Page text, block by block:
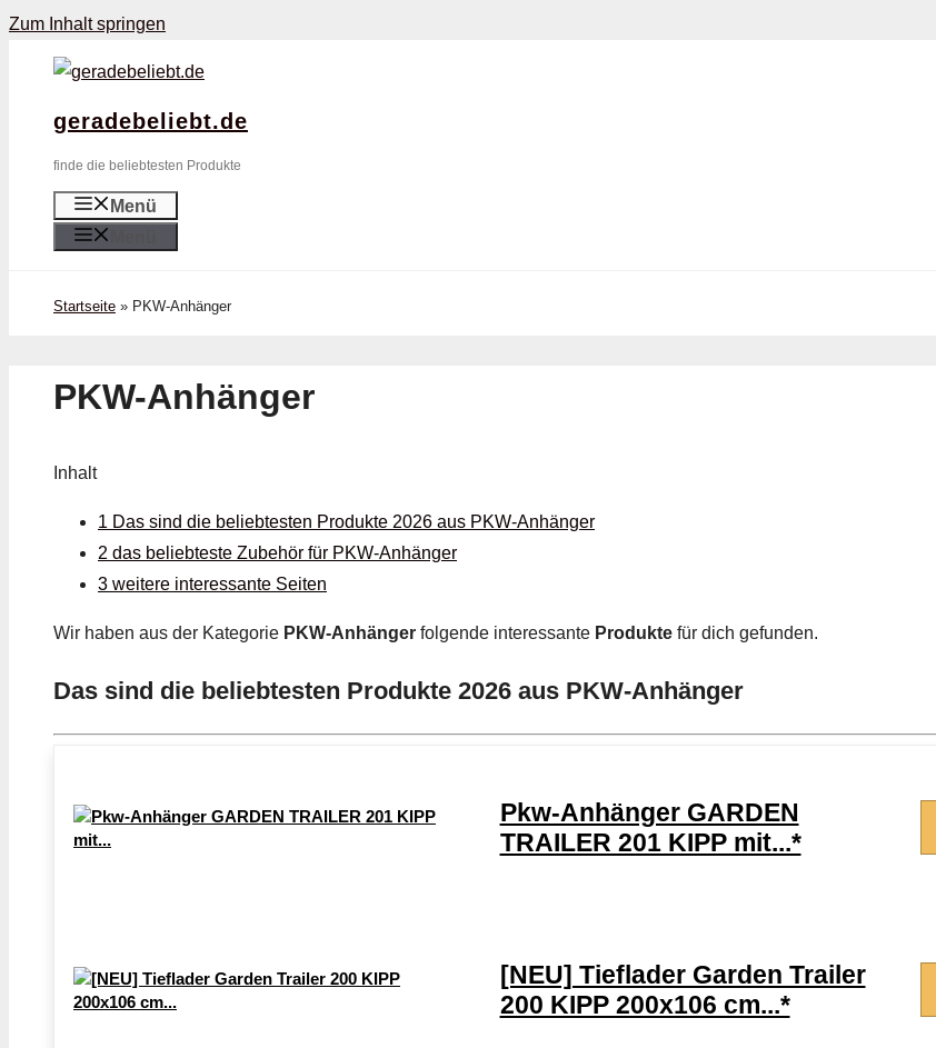
Zum Inhalt springen
geradebeliebt.de
finde die beliebtesten Produkte
Menü
Startseite » PKW-Anhänger
PKW-Anhänger
Inhalt
1 Das sind die beliebtesten Produkte 2026 aus PKW-Anhänger
2 das beliebteste Zubehör für PKW-Anhänger
3 weitere interessante Seiten
Wir haben aus der Kategorie PKW-Anhänger folgende interessante Produkte für dich gefunden.
Das sind die beliebtesten Produkte 2026 aus PKW-Anhänger
Pkw-Anhänger GARDEN
TRAILER 201 KIPP mit...*
[NEU] Tieflader Garden Trailer
200 KIPP 200x106 cm...*